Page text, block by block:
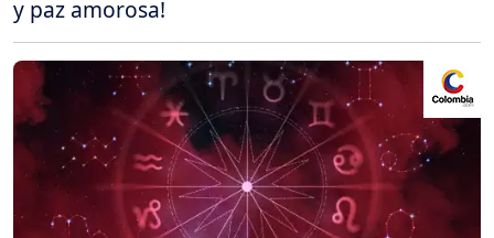
y paz amorosa!